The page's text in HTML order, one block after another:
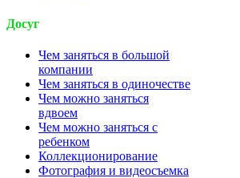
Досуг
Чем заняться в большой
компании
Чем заняться в одиночестве
Чем можно заняться
вдвоем
Чем можно заняться с
ребенком
Коллекционирование
Фотография и видеосъемка